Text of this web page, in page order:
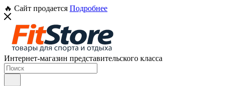
🔥 Сайт продается Подробнее
Интернет-магазин представительского класса